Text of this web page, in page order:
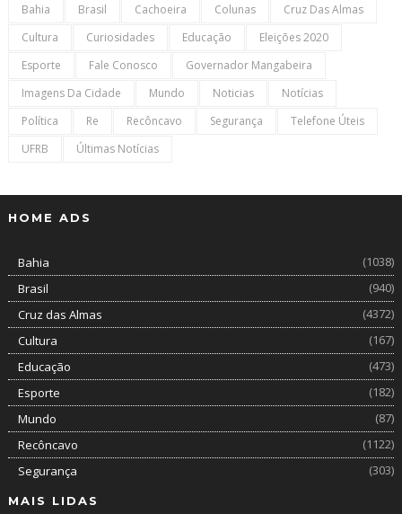
Bahia Brasil Cachoeira Colunas
Cruz Das Almas
Cultura
Curiosidades Educação
Eleições 2020
Esporte
Fale Conosco
Governador Mangabeira
Imagens Da Cidade
Mundo Noticias
Notícias
Política
Re Recôncavo Segurança
Telefone Úteis
UFRB
Últimas Notícias
HOME ADS
Bahia
(1038)
Brasil
(940)
Cruz das Almas
(4372)
Cultura
(167)
Educação
(473)
Esporte
(182)
Mundo
(87)
Recôncavo
(1122)
Segurança
(303)
MAIS LIDAS